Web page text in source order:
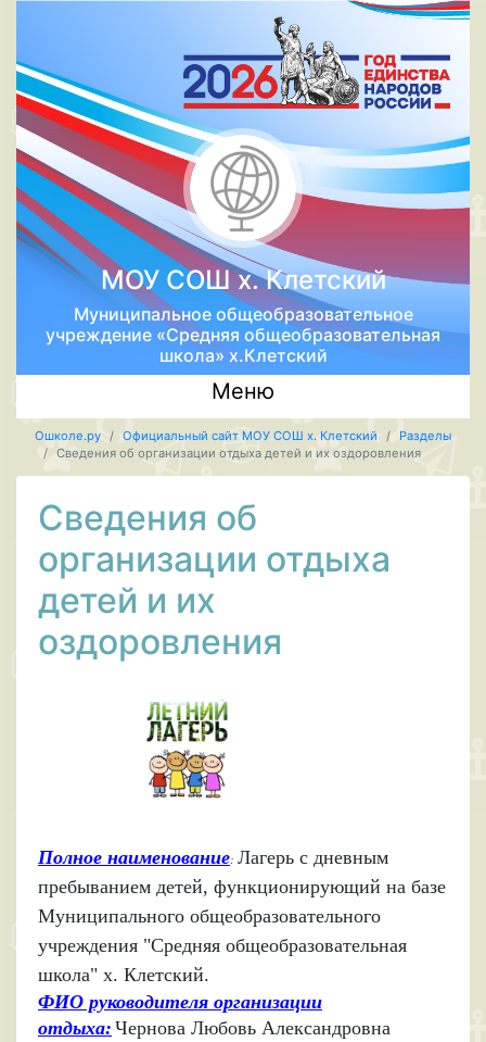
МОУ СОШ х. Клетский
Муниципальное общеобразовательное
учреждение «Средняя общеобразовательная
школа» х.Клетский
Меню
Ошколе.ру Официальный сайт МОУ СОШ х. Клетский
Разделы
Сведения об организации отдыха детей и их оздоровления
Сведения об
организации отдыха
детей и их
оздоровления
Полное наименование: Лагерь с дневным
пребыванием детей, функционирующий на базе
Муниципального общеобразовательного
учреждения "Средняя общеобразовательная
школа" х. Клетский.
ФИО руководителя организации
отдыха: Чернова Любовь Александровна